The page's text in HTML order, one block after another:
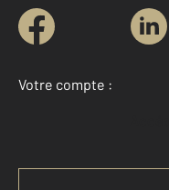
Votre compte :